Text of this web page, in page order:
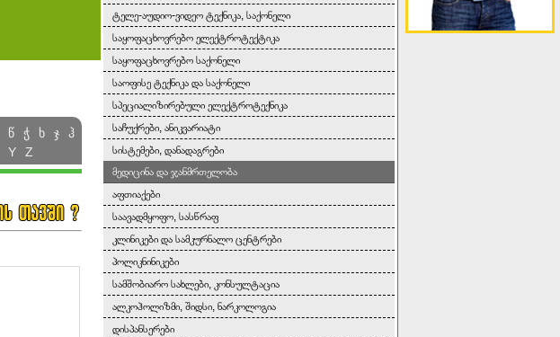
წ ჭ ხ ჯ
ჰ
Y Z
ტელე-აუდიო-ვიდეო ტექნიკა, საქონელი
საყოფაცხოვრებო ელექტროტექტიკა
საყოფაცხოვრებო საქონელი
საოფისე ტექნიკა და საქონელი
სპეციალიზირებული ელექტროტექნიკა
საჩუქრები, ანიკვარიატი
სისტემები, დანადაგრები
მედიცინა და ჯანმრთელობა
აფთიაქები
საავადმყოფო, სასწრაფ
კლინიკები და სამკურნალო ცენტრები
პოლიკნინიკები
სამშობიარო სახლები, კონსულტაცია
ალკოჰოლიზმი, შიდსი, ნარკოლოგია
დისპანსერები